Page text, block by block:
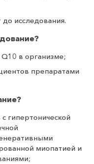
исследования.
в организме;
препаратами
гипертонической
миопатией и